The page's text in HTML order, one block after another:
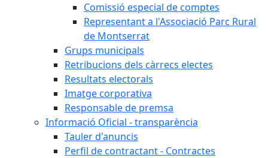
Comissió especial de comptes
Representant a l'Associació Parc Rural
de Montserrat
Grups municipals
Retribucions dels càrrecs electes
Resultats electorals
Imatge corporativa
Responsable de premsa
Informació Oficial - transparència
Tauler d'anuncis
Perfil de contractant - Contractes